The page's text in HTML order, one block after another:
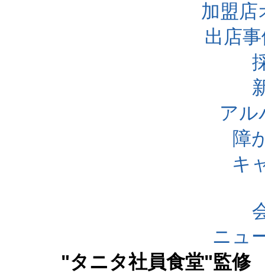
加盟店
出店
アル
障
キ
ニュ
"タニタ社員食堂"監